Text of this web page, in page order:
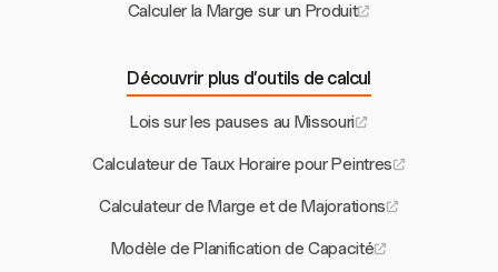
Calculer la Marge sur un Produit
Découvrir plus d’outils de calcul
Lois sur les pauses au Missouri
Calculateur de Taux Horaire pour Peintres
Calculateur de Marge et de Majorations
Modèle de Planification de Capacité